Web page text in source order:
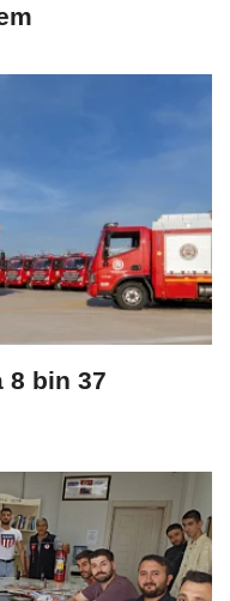
8 bin 37